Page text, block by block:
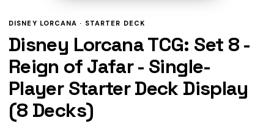
DISNEY LORCANA · STARTER DECK
Disney Lorcana TCG: Set 8 -
Reign of Jafar - Single-
Player Starter Deck Display
(8 Decks)